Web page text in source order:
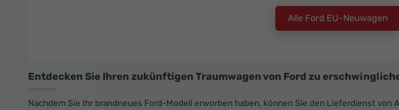
Alle Ford EU-Neuwagen
Entdecken Sie Ihren zukünftigen Traumwagen von Ford zu
Nachdem Sie Ihr brandneues Ford-Modell erworben haben, können Sie den Lieferdienst